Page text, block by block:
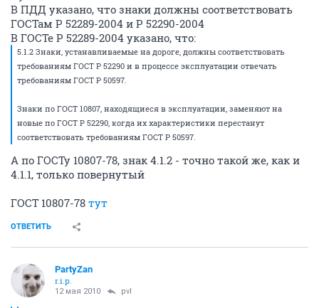
В ПДД указано, что знаки должны соответствовать
ГОСТам Р 52289-2004 и Р 52290-2004
В ГОСТе Р 52289-2004 указано, что:
5.1.2 Знаки, устанавливаемые на дороге, должны соответствовать
требованиям ГОСТ Р 52290 и в процессе эксплуатации отвечать
требованиям ГОСТ Р 50597.
Знаки по ГОСТ 10807, находящиеся в эксплуатации, заменяют на
новые по ГОСТ Р 52290, когда их характеристики перестанут
соответствовать требованиям ГОСТ Р 50597.
А по ГОСТу 10807-78, знак 4.1.2 - точно такой же, как и
4.1.1, только повернутый
ГОСТ 10807-78 тут
ОТВЕТИТЬ
PartyZan
r.i.p.
12 мая 2010 pvl